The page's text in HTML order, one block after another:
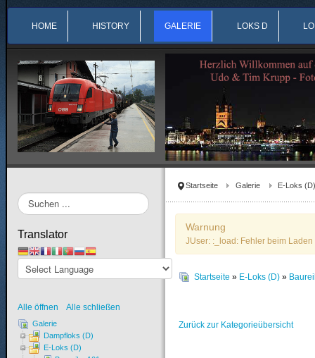
HOME HISTORY GALERIE LOKS D
Startseite Galerie E-Loks (D)
Warnung
JUser: :_load: Fehler beim
Startseite » E-Loks (D) »
Zurück zur Kategorieübersicht
Suchen
...
Translator
Alle öffnen Alle schließen
Galerie
Dampfloks (D)
E-Loks (D)